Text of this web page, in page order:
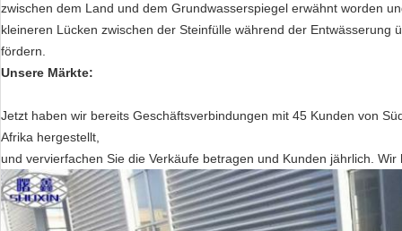
zwischen dem Land und dem Grundwasserspiegel erwähnt worden
kleineren Lücken zwischen der Steinfülle während der Entwässerung
fördern.
Unsere Märkte:
Jetzt haben wir bereits Geschäftsverbindungen mit 45 Kunden von
Afrika hergestellt,
und vervierfachen Sie die Verkäufe betragen und Kunden jährlich.